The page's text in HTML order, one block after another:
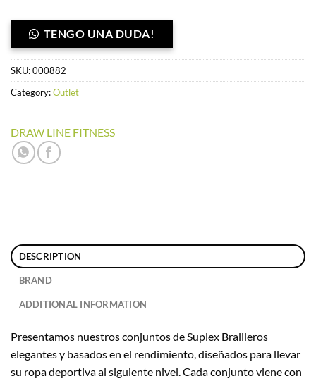
TENGO UNA DUDA!
SKU:000882
Category:Outlet
DRAW LINE FITNESS
DESCRIPTION
BRAND
ADDITIONAL INFORMATION
Presentamos nuestros conjuntos de Suplex Bralileros
elegantes y basados ​​en el rendimiento, diseñados para llevar
su ropa deportiva al siguiente nivel. Cada conjunto viene con